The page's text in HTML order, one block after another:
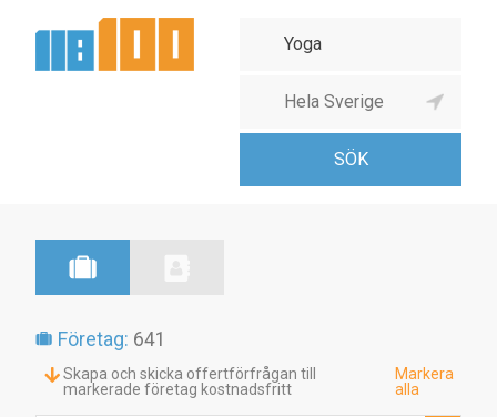
Företag: 641
Skapa och skicka offertförfrågan till
markerade företag kostnadsfritt
Markera
alla